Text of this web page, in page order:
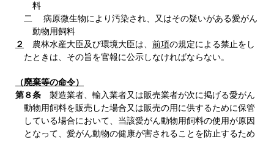
料
二 病原微生物により汚染され、又はその疑いがある愛がん
動物用飼料
２
農林水産大臣及び環境大臣は、 前項の規定による禁止をし
たときは、その旨を官報に公示しなければならない。
（廃棄等の命令）
第８条 製造業者、輸入業者又は販売業者が次に掲げる愛がん
動物用飼料を販売した場合又は販売の用に供するために保管
している場合において、当該愛がん動物用飼料の使用が原因
となって、愛がん動物の健康が害されることを防止するため